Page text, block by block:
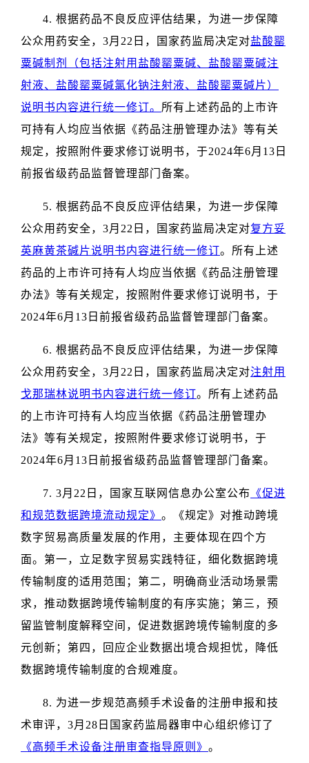
4. 根据药品不良反应评估结果，为进一步保障
公众用药安全，3月22日，国家药监局决定对盐酸罂
粟碱制剂（包括注射用盐酸罂粟碱、盐酸罂粟碱注
射液、盐酸罂粟碱氯化钠注射液、盐酸罂粟碱片）
说明书内容进行统一修订。 所有上述药品的上市许
可持有人均应当依据《药品注册管理办法》等有关
规定，按照附件要求修订说明书，于2024年6月13日
前报省级药品监督管理部门备案。
5. 根据药品不良反应评估结果，为进一步保障
公众用药安全，3月22日，国家药监局决定对复方妥
英麻黄茶碱片说明书内容进行统一修订。所有上述
药品的上市许可持有人均应当依据《药品注册管理
办法》等有关规定，按照附件要求修订说明书，于
2024年6月13日前报省级药品监督管理部门备案。
6. 根据药品不良反应评估结果，为进一步保障
公众用药安全，3月22日，国家药监局决定对注射用
戈那瑞林说明书内容进行统一修订。所有上述药品
的上市许可持有人均应当依据《药品注册管理办
法》等有关规定，按照附件要求修订说明书，于
2024年6月13日前报省级药品监督管理部门备案。
7. 3月22日，国家互联网信息办公室公布 《促进
和规范数据跨境流动规定》 。《规定》对推动跨境
数字贸易高质量发展的作用，主要体现在四个方
面。第一，立足数字贸易实践特征，细化数据跨境
传输制度的适用范围；第二，明确商业活动场景需
求，推动数据跨境传输制度的有序实施；第三，预
留监管制度解释空间，促进数据跨境传输制度的多
元创新；第四，回应企业数据出境合规担忧，降低
数据跨境传输制度的合规难度。
8. 为进一步规范高频手术设备的注册申报和技
术审评，3月28日国家药监局器审中心组织修订了
《高频手术设备注册审查指导原则》 。